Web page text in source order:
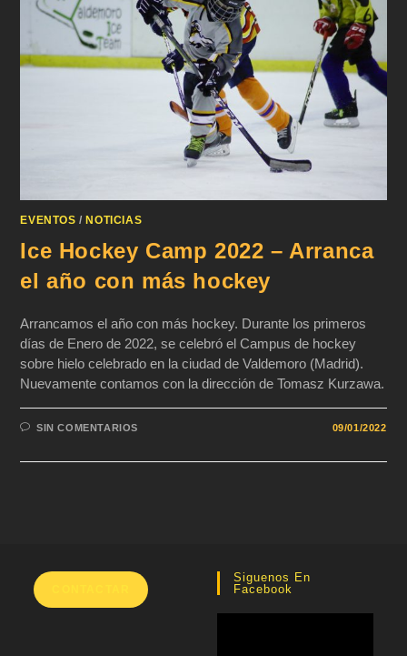
EVENTOS /NOTICIAS
Ice Hockey Camp 2022 – Arranca
el año con más hockey
Arrancamos el año con más hockey. Durante los primeros
días de Enero de 2022, se celebró el Campus de hockey
sobre hielo celebrado en la ciudad de Valdemoro (Madrid).
Nuevamente contamos con la dirección de Tomasz Kurzawa.
SIN COMENTARIOS 09/01/2022
Siguenos En
Facebook